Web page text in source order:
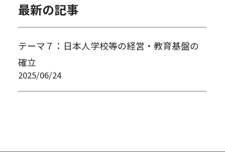
最新の記事
テーマ７：日本人学校等の経営・教育基盤の
確立
2025/06/24